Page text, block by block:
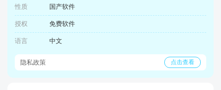
性质 国产软件
授权 免费软件
语言 中文
隐私政策 点击查看